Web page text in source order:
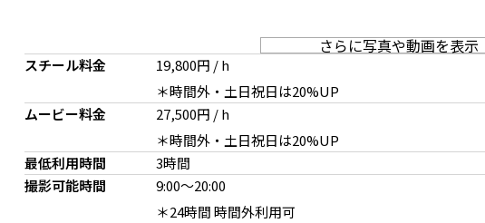
さらに写真や動画を表示
スチール料金
19,800円 / h
＊時間外・土日祝日は20%UP
ムービー料金
27,500円 / h
＊時間外・土日祝日は20%UP
最低利用時間
3時間
撮影可能時間
9:00～20:00
＊24時間 時間外利用可